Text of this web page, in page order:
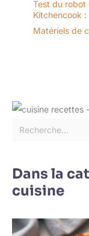
Test du robot
Kitchencook
Matériels de
Dans la
cuisine